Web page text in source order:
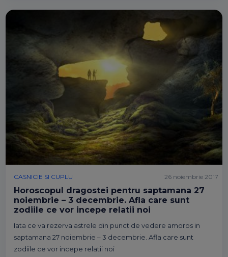
CASNICIE SI CUPLU
Horoscopul dragostei pentru saptamana 27
noiembrie – 3 decembrie. Afla care sunt
zodiile ce vor incepe relatii noi
Iata ce va rezerva astrele din punct de vedere amoros in
saptamana 27 noiembrie – 3 decembrie. Afla care sunt
zodiile ce vor incepe relatii noi
26 noiembrie 2017